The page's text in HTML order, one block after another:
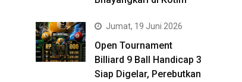
Jumat, 19 Juni 2026
Open Tournament
Billiard 9 Ball Handicap 3
Siap Digelar, Perebutkan